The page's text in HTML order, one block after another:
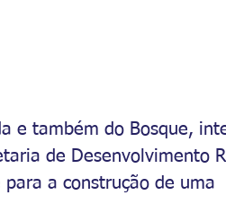
e também do Bosque,
de Desenvolvimento
a construção de uma